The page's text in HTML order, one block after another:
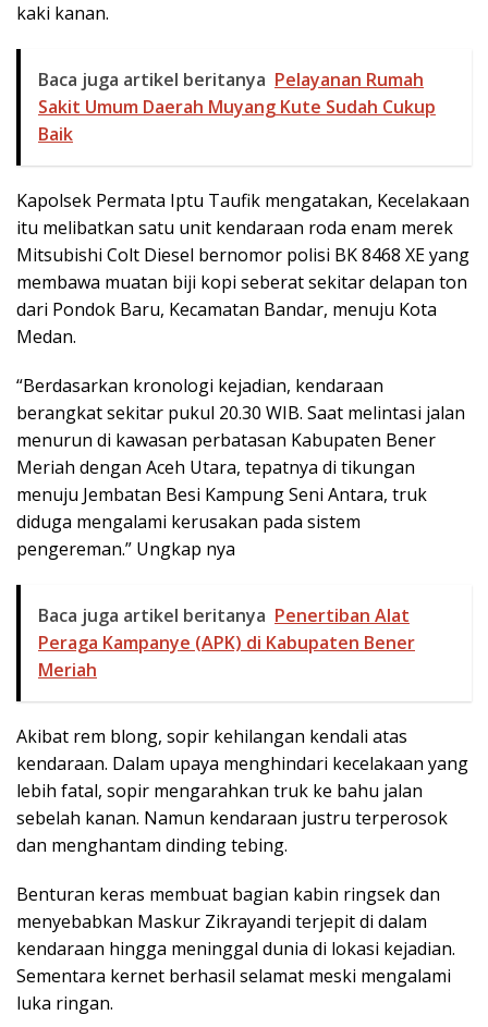
kaki kanan.
Baca juga artikel beritanya Pelayanan Rumah
Sakit Umum Daerah Muyang Kute Sudah Cukup
Baik
Kapolsek Permata Iptu Taufik mengatakan, Kecelakaan
itu melibatkan satu unit kendaraan roda enam merek
Mitsubishi Colt Diesel bernomor polisi BK 8468 XE yang
membawa muatan biji kopi seberat sekitar delapan ton
dari Pondok Baru, Kecamatan Bandar, menuju Kota
Medan.
“Berdasarkan kronologi kejadian, kendaraan
berangkat sekitar pukul 20.30 WIB. Saat melintasi jalan
menurun di kawasan perbatasan Kabupaten Bener
Meriah dengan Aceh Utara, tepatnya di tikungan
menuju Jembatan Besi Kampung Seni Antara, truk
diduga mengalami kerusakan pada sistem
pengereman.” Ungkap nya
Baca juga artikel beritanya Penertiban Alat
Peraga Kampanye (APK) di Kabupaten Bener
Meriah
Akibat rem blong, sopir kehilangan kendali atas
kendaraan. Dalam upaya menghindari kecelakaan yang
lebih fatal, sopir mengarahkan truk ke bahu jalan
sebelah kanan. Namun kendaraan justru terperosok
dan menghantam dinding tebing.
Benturan keras membuat bagian kabin ringsek dan
menyebabkan Maskur Zikrayandi terjepit di dalam
kendaraan hingga meninggal dunia di lokasi kejadian.
Sementara kernet berhasil selamat meski mengalami
luka ringan.